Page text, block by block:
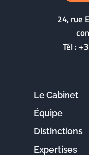
24, rue
Tél :
Le Cabinet
Équipe
Distinctions
Expertises